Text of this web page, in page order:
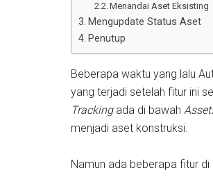
Menandai Aset Eksisting
Mengupdate Status Aset
Penutup
Beberapa waktu yang lalu
yang terjadi setelah fitur ini
Trackingada di bawah
menjadi aset konstruksi.
Namun ada beberapa fitur